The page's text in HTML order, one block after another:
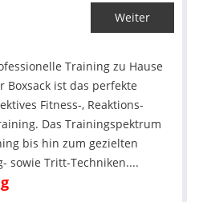
Weiter
Training zu Hause
Boxsack ist das perfekte
Fitness-, Reaktions-
Das Trainingspektrum
bis hin zum gezielten
sowie Tritt-Techniken....